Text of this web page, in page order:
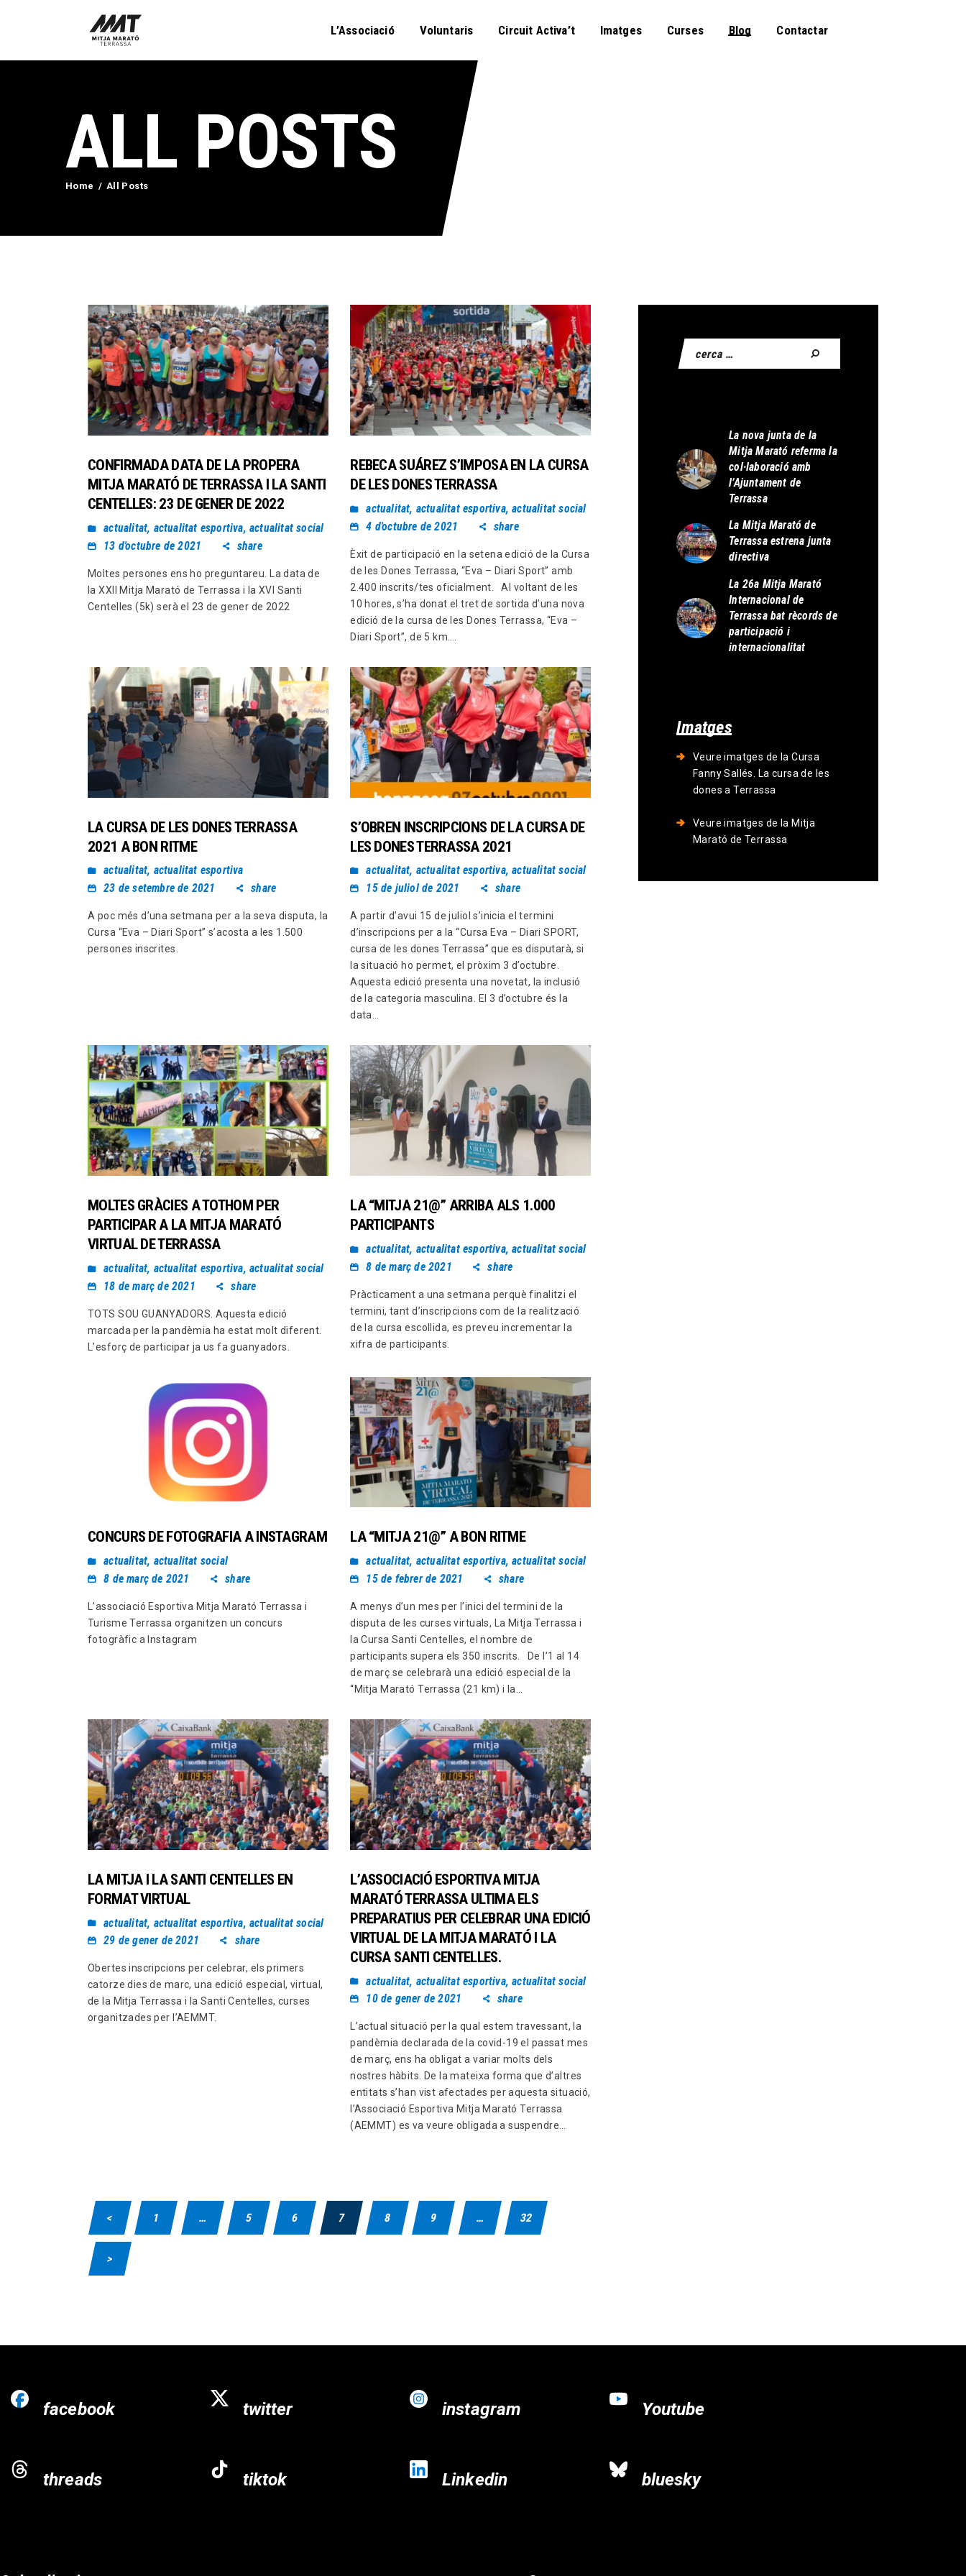
L’Associació Voluntaris Circuit Activa’t Imatges Curses Blog Contactar
ALL POSTS
Home All Posts
Imatges
Curses
Blog
CONFIRMADA DATA DE LA PROPERA
MITJA MARATÓ DE TERRASSA I LA SANTI
CENTELLES: 23 DE GENER DE 2022
actualitat, actualitat esportiva,actualitat social
13 d'octubre de 2021
share
Moltes persones ens ho preguntareu. La data de
la XXII Mitja Marató de Terrassa i la XVI Santi
Centelles (5k) serà el 23 de gener de 2022
REBECA SUÁREZ S’IMPOSA EN LA CURSA
DE LES DONES TERRASSA
actualitat, actualitat esportiva,actualitat social
4 d'octubre de 2021
share
Èxit de participació en la setena edició de la Cursa
de les Dones Terrassa, “Eva – Diari Sport” amb
2.400 inscrits/tes oficialment. Al voltant de les
10 hores, s’ha donat el tret de sortida d’una nova
edició de la cursa de les Dones Terrassa, “Eva –
Diari Sport”, de 5 km.…
LA CURSA DE LES DONES TERRASSA
2021 A BON RITME
actualitat, actualitat esportiva
23 de setembre de 2021
share
A poc més d’una setmana per a la seva disputa, la
Cursa “Eva – Diari Sport” s’acosta a les 1.500
persones inscrites.
S’OBREN INSCRIPCIONS DE LA CURSA DE
LES DONES TERRASSA 2021
actualitat, actualitat esportiva,actualitat social
15 de juliol de 2021
share
A partir d’avui 15 de juliol s’inicia el termini
d’inscripcions per a la “Cursa Eva – Diari SPORT,
cursa de les dones Terrassa” que es disputarà, si
la situació ho permet, el pròxim 3 d’octubre.
Aquesta edició presenta una novetat, la inclusió
de la categoria masculina. El 3 d’octubre és la
data…
MOLTES GRÀCIES A TOTHOM PER
PARTICIPAR A LA MITJA MARATÓ
VIRTUAL DE TERRASSA
actualitat, actualitat esportiva,actualitat social
18 de març de 2021
share
TOTS SOU GUANYADORS. Aquesta edició
marcada per la pandèmia ha estat molt diferent.
L’esforç de participar ja us fa guanyadors.
LA “MITJA 21@” ARRIBA ALS 1.000
PARTICIPANTS
actualitat, actualitat esportiva,actualitat social
8 de març de 2021
share
Pràcticament a una setmana perquè finalitzi el
termini, tant d’inscripcions com de la realització
de la cursa escollida, es preveu incrementar la
xifra de participants.
CONCURS DE FOTOGRAFIA A INSTAGRAM
actualitat, actualitat social
8 de març de 2021
share
L’associació Esportiva Mitja Marató Terrassa i
Turisme Terrassa organitzen un concurs
fotogràfic a Instagram
LA “MITJA 21@” A BON RITME
actualitat, actualitat esportiva,actualitat social
15 de febrer de 2021
share
A menys d’un mes per l’inici del termini de la
disputa de les curses virtuals, La Mitja Terrassa i
la Cursa Santi Centelles, el nombre de
participants supera els 350 inscrits. De l’1 al 14
de març se celebrarà una edició especial de la
“Mitja Marató Terrassa (21 km) i la…
LA MITJA I LA SANTI CENTELLES EN
FORMAT VIRTUAL
actualitat, actualitat esportiva,actualitat social
29 de gener de 2021
share
Obertes inscripcions per celebrar, els primers
catorze dies de marc, una edició especial, virtual,
de la Mitja Terrassa i la Santi Centelles, curses
organitzades per l’AEMMT.
L’ASSOCIACIÓ ESPORTIVA MITJA
MARATÓ TERRASSA ULTIMA ELS
PREPARATIUS PER CELEBRAR UNA EDICIÓ
VIRTUAL DE LA MITJA MARATÓ I LA
CURSA SANTI CENTELLES.
actualitat, actualitat esportiva,actualitat social
10 de gener de 2021
share
L’actual situació per la qual estem travessant, la
pandèmia declarada de la covid-19 el passat mes
de març, ens ha obligat a variar molts dels
nostres hàbits. De la mateixa forma que d’altres
entitats s’han vist afectades per aquesta situació,
l’Associació Esportiva Mitja Marató Terrassa
(AEMMT) es va veure obligada a suspendre…
< 1 … 5 6 7 8 9 … 32
>
La nova junta de la
Mitja Marató referma la
col·laboració amb
l’Ajuntament de
Terrassa
La Mitja Marató de
Terrassa estrena junta
directiva
La 26a Mitja Marató
Internacional de
Terrassa bat rècords de
participació i
internacionalitat
Imatges
Veure imatges de la Cursa
Fanny Sallés. La cursa de les
dones a Terrassa
Veure imatges de la Mitja
Marató de Terrassa
facebook twitter instagram Youtube
threads tiktok Linkedin bluesky